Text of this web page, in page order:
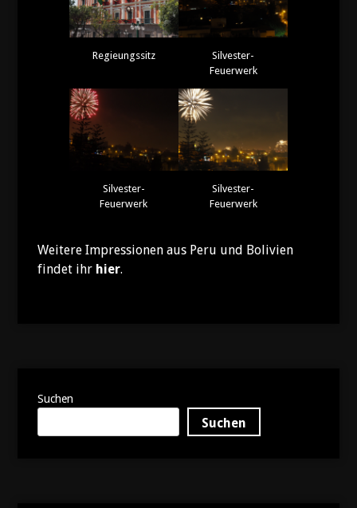
Regieungssitz
Silvester-
Feuerwerk
Silvester-
Feuerwerk
Silvester-
Feuerwerk
Weitere Impressionen aus Peru und Bolivien
findet ihr hier.
Suchen
Suchen